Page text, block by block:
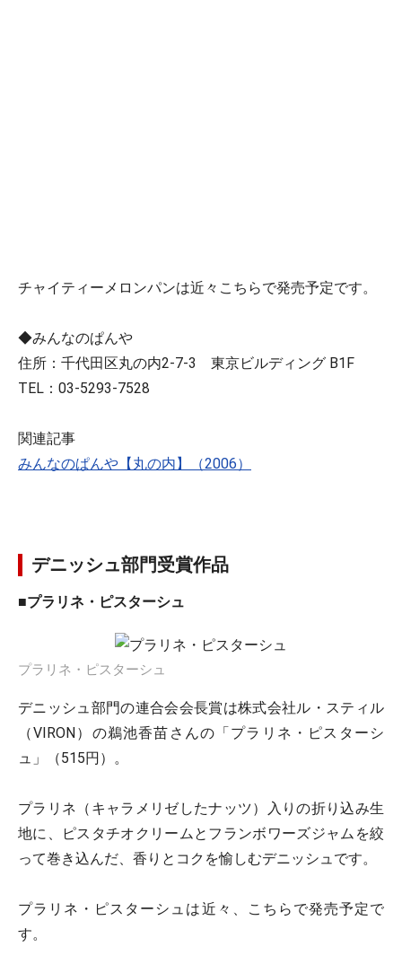
チャイティーメロンパンは近々こちらで発売予定です。
◆みんなのぱんや
住所：千代田区丸の内2-7-3 東京ビルディング B1F
TEL：03-5293-7528
関連記事
みんなのぱんや【丸の内】（2006）
デニッシュ部門受賞作品
■プラリネ・ピスターシュ
プラリネ・ピスターシュ
デニッシュ部門の連合会会長賞は株式会社ル・スティル
（VIRON）の鵜池香苗さんの「プラリネ・ピスターシ
ュ」（515円）。
プラリネ（キャラメリゼしたナッツ）入りの折り込み生
地に、ピスタチオクリームとフランボワーズジャムを絞
って巻き込んだ、香りとコクを愉しむデニッシュです。
プラリネ・ピスターシュは近々、こちらで発売予定で
す。